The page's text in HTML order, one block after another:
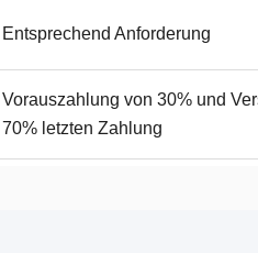
Entsprechend Anforderung
Vorauszahlung von 30% und
70% letzten Zahlung